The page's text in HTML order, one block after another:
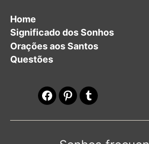
Home
Significado dos Sonhos
Orações aos Santos
Questões
Facebook
PinterestTumblr